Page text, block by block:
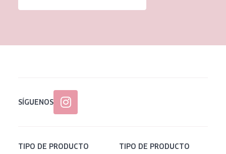
SÍGUENOS
TIPO DE PRODUCTO TIPO DE PRODUCTO